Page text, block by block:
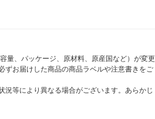
量、パッケージ、原材料、原産国など）が変更
ずお届けした商品の商品ラベルや注意書きをご
等により異なる場合がございます。あらかじ